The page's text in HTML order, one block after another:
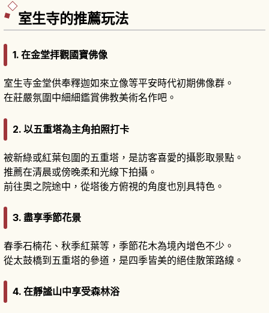
室生寺的推薦玩法
1. 在金堂拝觀國寶佛像
室生寺金堂供奉釋迦如來立像等平安時代初期佛像群。
在莊嚴氛圍中細細鑑賞佛教美術名作吧。
2. 以五重塔為主角拍照打卡
被新綠或紅葉包圍的五重塔，是訪客喜愛的攝影取景點。
推薦在清晨或傍晚柔和光線下拍攝。
前往奧之院途中，從塔後方俯視的角度也別具特色。
3. 盡享季節花景
春季石楠花、秋季紅葉等，季節花木為境內增色不少。
從太鼓橋到五重塔的參道，是四季皆美的絕佳散策路線。
4. 在靜謐山中享受森林浴